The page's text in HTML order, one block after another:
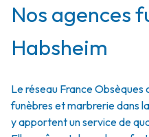
Nos agences
Habsheim
Le réseau France
funèbres et marbrerie dans
y apportent un service de